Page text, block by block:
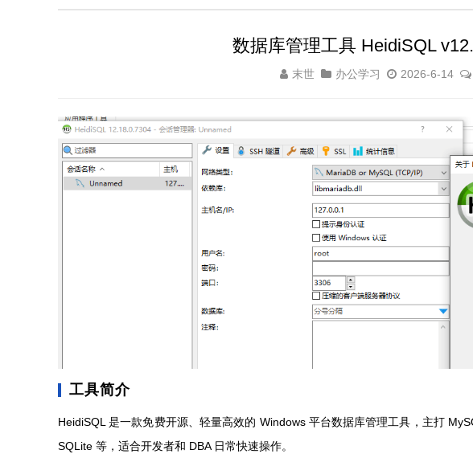
数据库管理工具 HeidiSQL
末世 办公学习 2026-6-14
工具简介
HeidiSQL 是一款免费开源、轻量高效的 Windows 平台数据库管理工具，主打
SQLite 等，适合开发者和 DBA 日常快速操作。